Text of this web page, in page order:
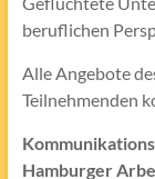
beruflichen
Alle Angebote
Teilnehmenden
Hamburger